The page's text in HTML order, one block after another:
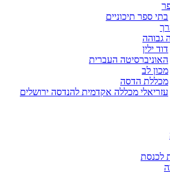
בתי ספר תיכוניים
דוד ילין
האוניברסיטה העברית
מכון לב
מכללת הדסה
עזריאלי מכללה אקדמית להנדסה ירושלים
לכנסת